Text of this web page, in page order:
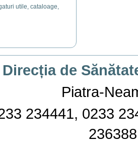
utile, cataloage,
Direcția de
Piatra-
234441, 0233